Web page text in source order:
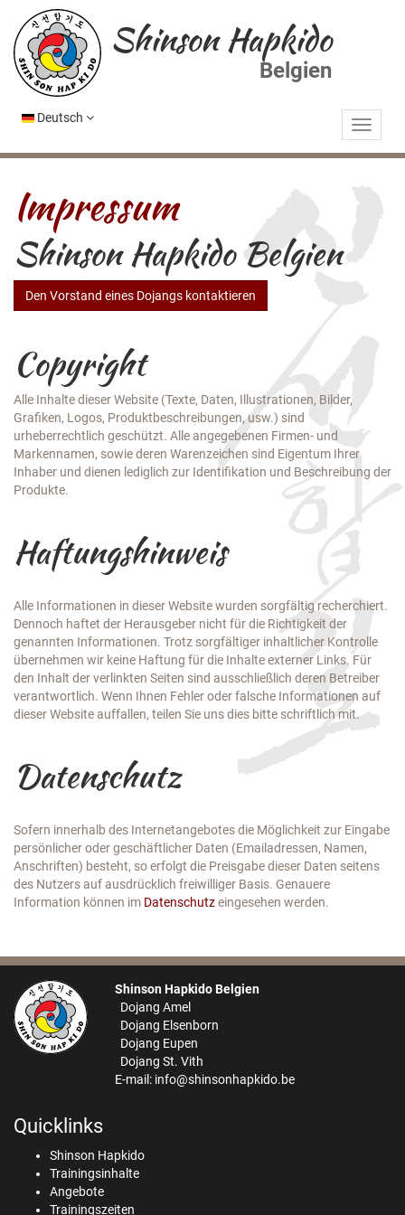
Shinson Hapkido
Belgien
Deutsch
Impressum
Shinson Hapkido Belgien
Den Vorstand eines Dojangs kontaktieren
Copyright
Alle Inhalte dieser Website (Texte, Daten, Illustrationen, Bilder,
Grafiken, Logos, Produktbeschreibungen, usw.) sind
urheberrechtlich geschützt. Alle angegebenen Firmen- und
Markennamen, sowie deren Warenzeichen sind Eigentum Ihrer
Inhaber und dienen lediglich zur Identifikation und Beschreibung der
Produkte.
Haftungshinweis
Alle Informationen in dieser Website wurden sorgfältig recherchiert.
Dennoch haftet der Herausgeber nicht für die Richtigkeit der
genannten Informationen. Trotz sorgfältiger inhaltlicher Kontrolle
übernehmen wir keine Haftung für die Inhalte externer Links. Für
den Inhalt der verlinkten Seiten sind ausschließlich deren Betreiber
verantwortlich. Wenn Ihnen Fehler oder falsche Informationen auf
dieser Website auffallen, teilen Sie uns dies bitte schriftlich mit.
Datenschutz
Sofern innerhalb des Internetangebotes die Möglichkeit zur Eingabe
persönlicher oder geschäftlicher Daten (Emailadressen, Namen,
Anschriften) besteht, so erfolgt die Preisgabe dieser Daten seitens
des Nutzers auf ausdrücklich freiwilliger Basis. Genauere
Information können im Datenschutzeingesehen werden.
Shinson Hapkido Belgien
Dojang Amel
Dojang Elsenborn
Dojang Eupen
Dojang St. Vith
E-mail: info@shinsonhapkido.be
Quicklinks
Shinson Hapkido
Trainingsinhalte
Angebote
Trainingszeiten